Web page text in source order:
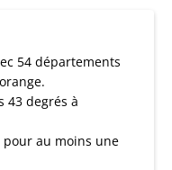
54 départements
43 degrés à
pour au moins une